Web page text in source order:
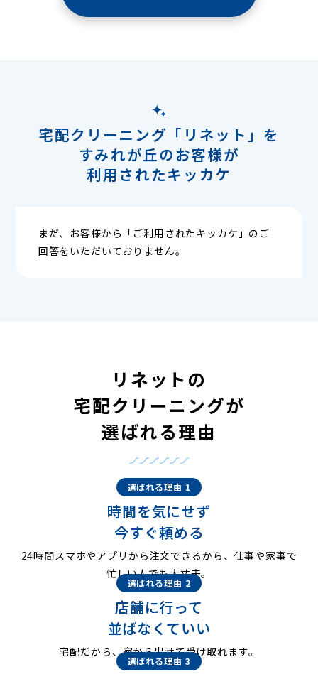
宅配クリーニング「リネット」を
すみれが丘のお客様が
利用されたキッカケ
まだ、お客様から「ご利用されたキッカケ」のご
回答をいただいておりません。
リネットの
宅配クリーニングが
選ばれる理由
選ばれる理由 1
時間を気にせず
今すぐ頼める
24時間スマホやアプリから注文できるから、仕事や家事で
忙しい人でも大丈夫。
選ばれる理由 2
店舗に行って
並ばなくていい
宅配だから、家から出せて受け取れます。
選ばれる理由 3